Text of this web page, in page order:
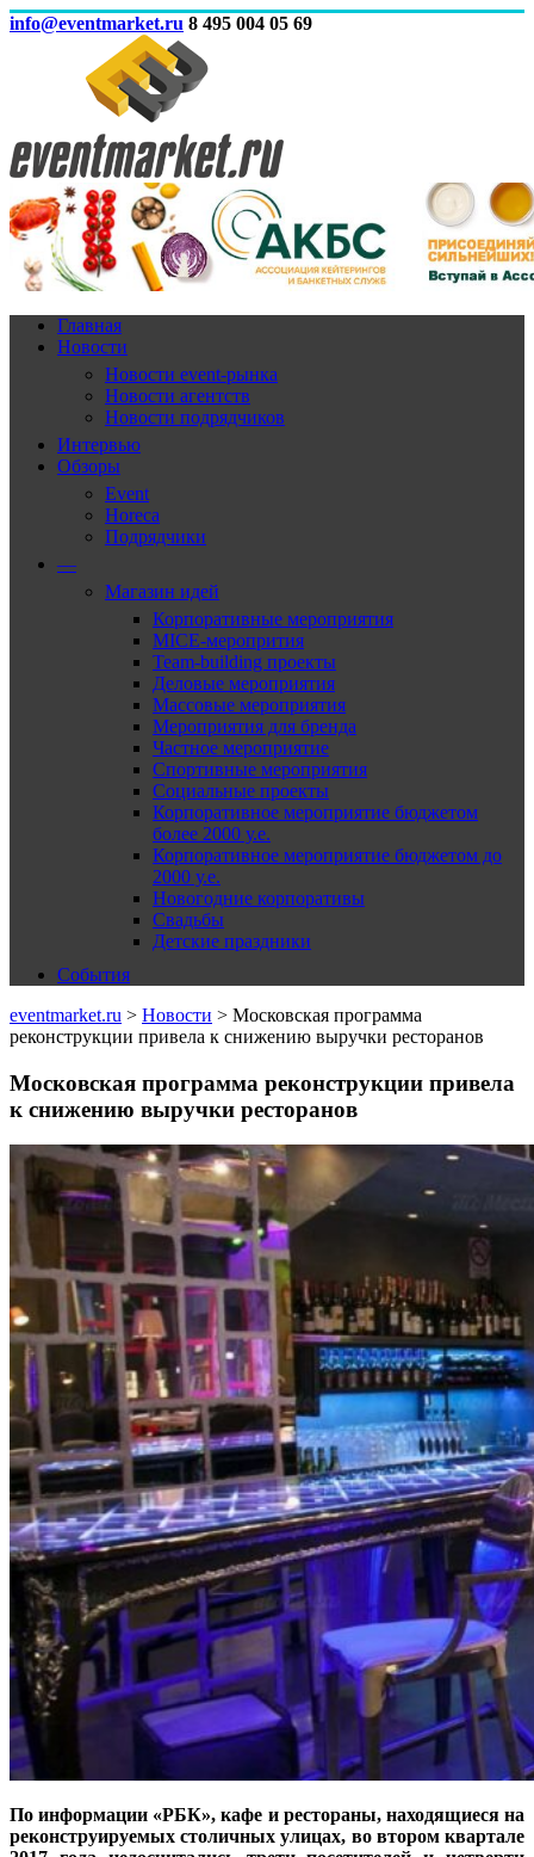
info@eventmarket.ru 8 495 004 05 69
Главная
Новости
Новости event-рынка
Новости агентств
Новости подрядчиков
Интервью
Обзоры
Event
Horeca
Подрядчики
—
Магазин идей
Корпоративные мероприятия
MICE-меропрития
Team-building проекты
Деловые мероприятия
Массовые мероприятия
Мероприятия для бренда
Частное мероприятие
Спортивные мероприятия
Социальные проекты
Корпоративное мероприятие бюджетом
более 2000 у.е.
Корпоративное мероприятие бюджетом до
2000 у.е.
Новогодние корпоративы
Свадьбы
Детские праздники
События
eventmarket.ru > Новости > Московская программа
реконструкции привела к снижению выручки ресторанов
Московская программа реконструкции привела
к снижению выручки ресторанов
По информации «РБК», кафе и рестораны, находящиеся на
реконструируемых столичных улицах, во втором квартале